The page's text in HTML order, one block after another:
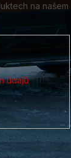
na našem
údajů